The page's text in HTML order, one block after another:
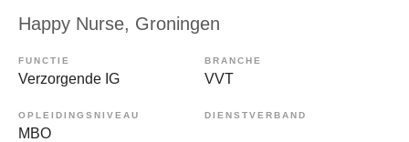
Happy Nurse, Groningen
FUNCTIE
Verzorgende IG
BRANCHE
VVT
OPLEIDINGSNIVEAU
MBO
DIENSTVERBAND